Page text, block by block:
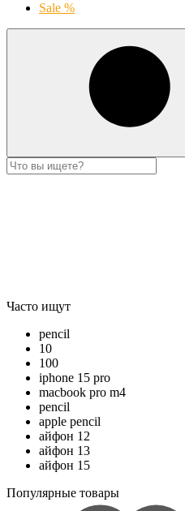
Sale %
Часто ищут
pencil
10
100
iphone 15 pro
macbook pro m4
pencil
apple pencil
айфон 12
айфон 13
айфон 15
Популярные товары